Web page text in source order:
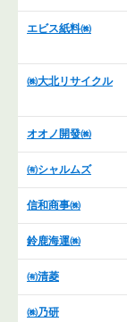
エビス紙料㈱
㈱大北リサイクル
オオノ開發㈱
㈲シャルムズ
信和商事㈱
鈴鹿海運㈱
㈲清菱
㈱乃研